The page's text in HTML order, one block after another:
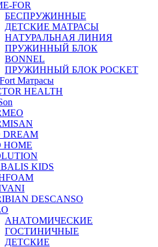
FOR
БЕСПРУЖИННЫЕ
ДЕТСКИЕ МАТРАСЫ
НАТУРАЛЬНАЯ ЛИНИЯ
ПРУЖИННЫЙ БЛОК
BONNEL
ПРУЖИННЫЙ БЛОК POCKET
Матрасы
HEALTH
DREAM
HOME
KIDS
DESCANSO
АНАТОМИЧЕСКИЕ
ГОСТИНИЧНЫЕ
ДЕТСКИЕ